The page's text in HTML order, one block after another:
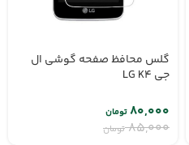
گلس محافظ صفحه گوشی ال
جی LG K4
۸۵,۰۰۰ تومان
۸۰,۰۰۰تومان